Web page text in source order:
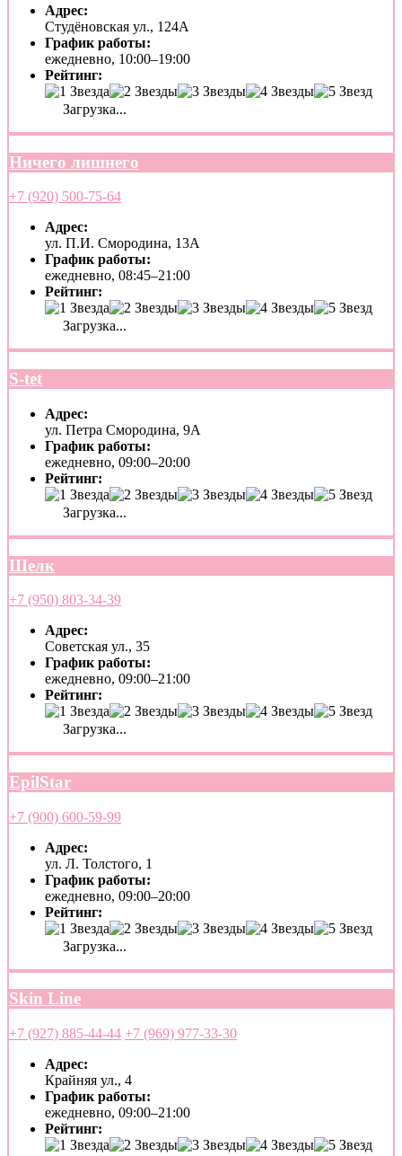
Адрес:
Студёновская ул., 124А
График работы:
ежедневно, 10:00–19:00
Рейтинг:
Загрузка...
Ничего лишнего
+7 (920) 500-75-64
Адрес:
ул. П.И. Смородина, 13А
График работы:
ежедневно, 08:45–21:00
Рейтинг:
Загрузка...
S-tet
Адрес:
ул. Петра Смородина, 9А
График работы:
ежедневно, 09:00–20:00
Рейтинг:
Загрузка...
Шелк
+7 (950) 803-34-39
Адрес:
Советская ул., 35
График работы:
ежедневно, 09:00–21:00
Рейтинг:
Загрузка...
EpilStar
+7 (900) 600-59-99
Адрес:
ул. Л. Толстого, 1
График работы:
ежедневно, 09:00–20:00
Рейтинг:
Загрузка...
Skin Line
+7 (927) 885-44-44 +7 (969) 977-33-30
Адрес:
Крайняя ул., 4
График работы:
ежедневно, 09:00–21:00
Рейтинг: